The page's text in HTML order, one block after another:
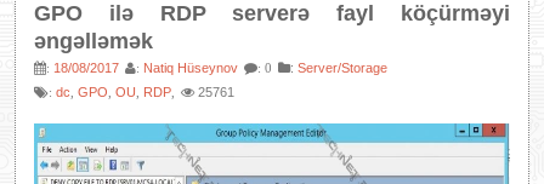
PROQRAMLAR
AVADANLIQLAR
XƏBƏRLƏR
GPO ilə RDP serverə fayl köçürməyi
əngəlləmək
: 18/08/2017 : Natiq Hüseynov : 0 : Server/Storage
: dc GPO OU RDP 25761